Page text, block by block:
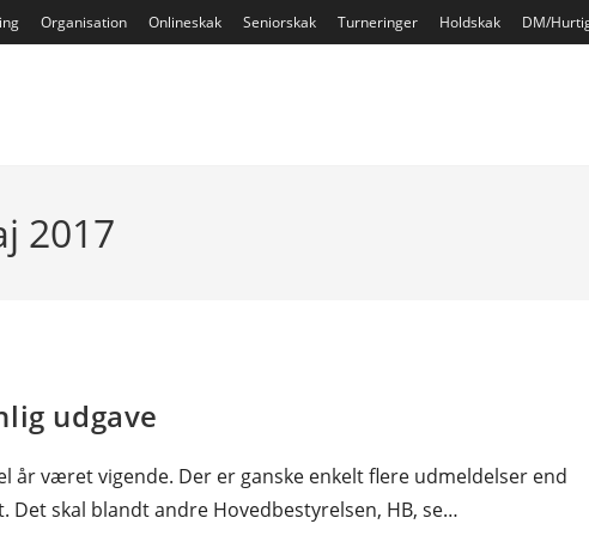
Organisation Onlineskak Seniorskak Turneringer Holdskak DM/
2017
udgave
år været vigende. Der er ganske enkelt flere udmeldelser end
Det skal blandt andre Hovedbestyrelsen, HB, se…